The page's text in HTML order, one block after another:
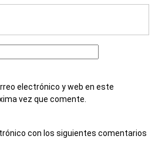
electrónico y web en este
vez que comente.
con los siguientes comentarios